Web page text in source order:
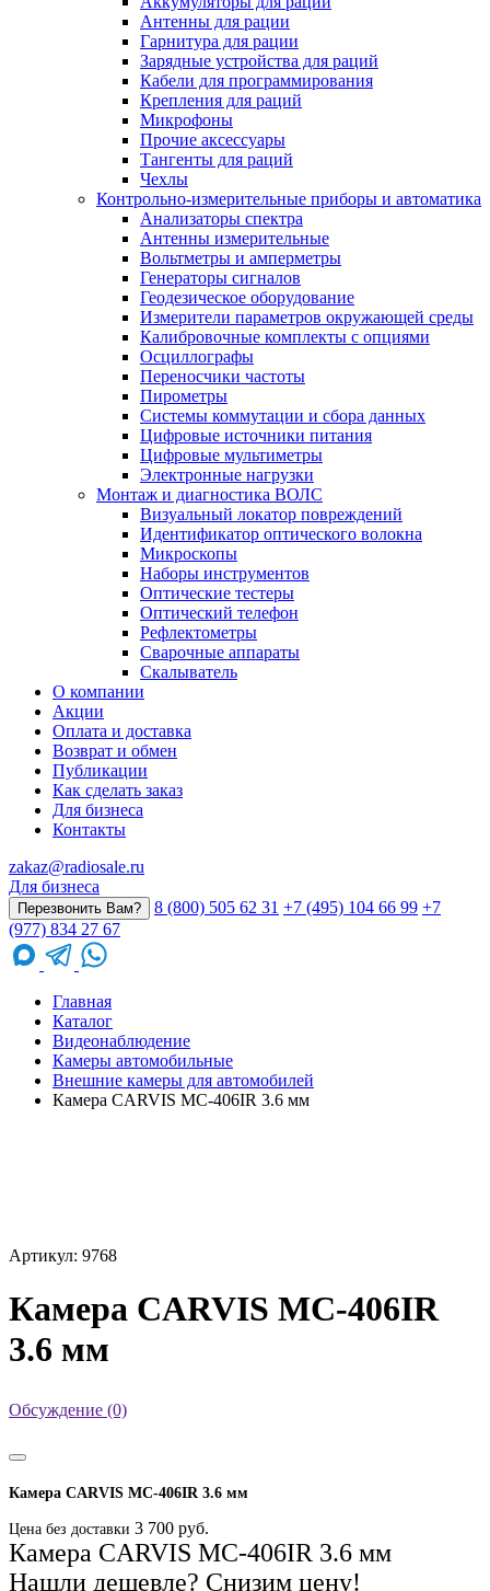
Антенны для рации
Гарнитура для рации
Зарядные устройства для раций
Кабели для программирования
Крепления для раций
Микрофоны
Прочие аксессуары
Тангенты для раций
Чехлы
Контрольно-измерительные приборы и автоматика
Анализаторы спектра
Антенны измерительные
Вольтметры и амперметры
Генераторы сигналов
Геодезическое оборудование
Измерители параметров окружающей среды
Калибровочные комплекты с опциями
Осциллографы
Переносчики частоты
Пирометры
Системы коммутации и сбора данных
Цифровые источники питания
Цифровые мультиметры
Электронные нагрузки
Монтаж и диагностика ВОЛС
Визуальный локатор повреждений
Идентификатор оптического волокна
Микроскопы
Наборы инструментов
Оптические тестеры
Оптический телефон
Рефлектометры
Сварочные аппараты
Скалыватель
О компании
Акции
Оплата и доставка
Возврат и обмен
Публикации
Как сделать заказ
Для бизнеса
Контакты
zakaz@radiosale.ru
Для бизнеса
Перезвонить Вам? 8 (800) 505 62 31 +7 (495) 104 66 99 +7
(977) 834 27 67
Главная
Каталог
Видеонаблюдение
Камеры автомобильные
Внешние камеры для автомобилей
Камера CARVIS MC-406IR 3.6 мм
Артикул: 9768
Камера CARVIS MC-406IR
3.6 мм
Обсуждение (0)
Камера CARVIS MC-406IR 3.6 мм
Цена без доставки 3 700 руб.
Камера CARVIS MC-406IR 3.6 мм
Нашли дешевле? Снизим цену!